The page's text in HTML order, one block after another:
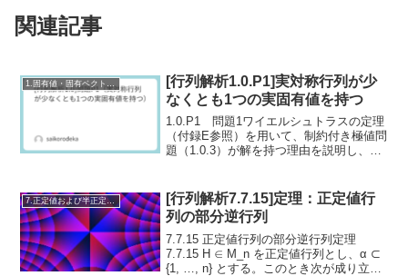
関連記事
1.固有値・固有ベクトル・相似
[行列解析1.0.P1]実対称行列が少
なくとも1つの実固有値を持つ
1.0.P1 問題1ワイエルシュトラスの定理
（付録E参照）を用いて、制約付き極値問
題（1.0.3）が解を持つ理由を説明し、任
(1.0.3)\text{maximize } ...
7.正定値および半正定値行列
[行列解析7.7.15]定理：正定値行
列の部分逆行列
7.7.15 正定値行列の部分逆行列定理
7.7.15 H ∈ M_n を正定値行列とし、α ⊂
{1, …, n} とする。このとき次が成り立